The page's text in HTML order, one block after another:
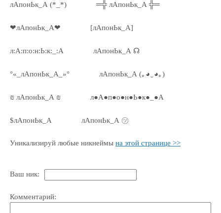
лАпонЬк_А (*_*) ═╬ лАпонЬк_А ╬═
❤лАпонЬк_А❤ [лАпонЬк_А]
л:А:п:о:н:Ь:к:_:А лАпонЬк_А ☊
°«_лАпонЬк_А_»° лАпонЬк_А (｡◕‿◕｡)
₪ лАпонЬк_А ₪ л●А●п●о●н●Ь●к●_●А
$лАпонЬк_А лАпонЬк_А ㋡
Уникализируй любые никнеймы на этой странице >>
Ваш ник:
Комментарий: